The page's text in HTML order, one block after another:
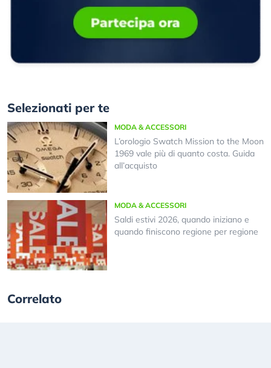
Selezionati per te
MODA & ACCESSORI
L’orologio Swatch Mission to the Moon
1969 vale più di quanto costa. Guida
all’acquisto
MODA & ACCESSORI
Saldi estivi 2026, quando iniziano e
quando finiscono regione per regione
Correlato